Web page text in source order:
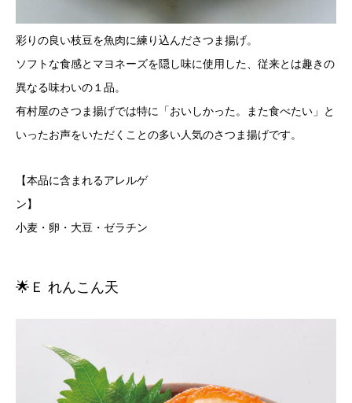
彩りの良い枝豆を魚肉に練り込んださつま揚げ。
ソフトな食感とマヨネーズを隠し味に使用した、従来とは趣きの
異なる味わいの１品。
有村屋のさつま揚げでは特に「おいしかった。また食べたい」と
いったお声をいただくことの多い人気のさつま揚げです。
【本品に含まれるアレルゲ
ン
小麦・卵・大豆・ゼラチン
🌟Ｅ れんこん天